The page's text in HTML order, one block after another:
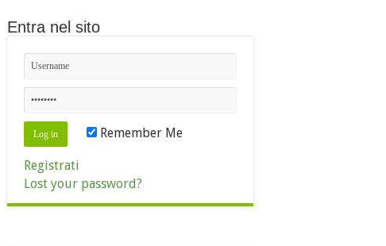
Entra nel sito
Remember Me
Registrati
Lost your password?